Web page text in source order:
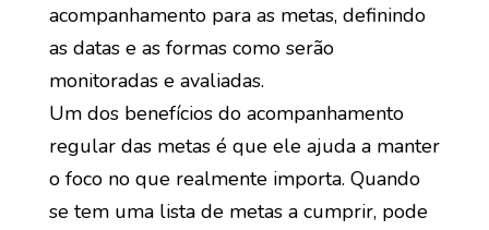
acompanhamento para as metas, definindo
as datas e as formas como serão
monitoradas e avaliadas.
Um dos benefícios do acompanhamento
regular das metas é que ele ajuda a manter
o foco no que realmente importa. Quando
se tem uma lista de metas a cumprir, pode